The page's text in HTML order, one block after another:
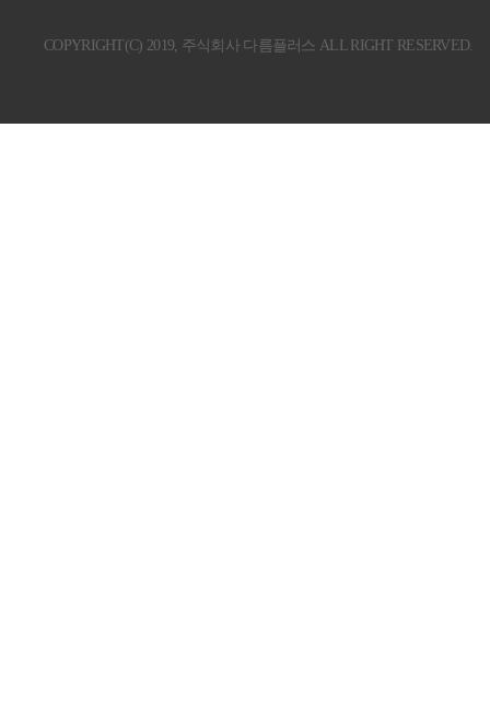
COPYRIGHT(C) 2019, 주식회사 다름플러스 ALL RIGHT RESERVED.